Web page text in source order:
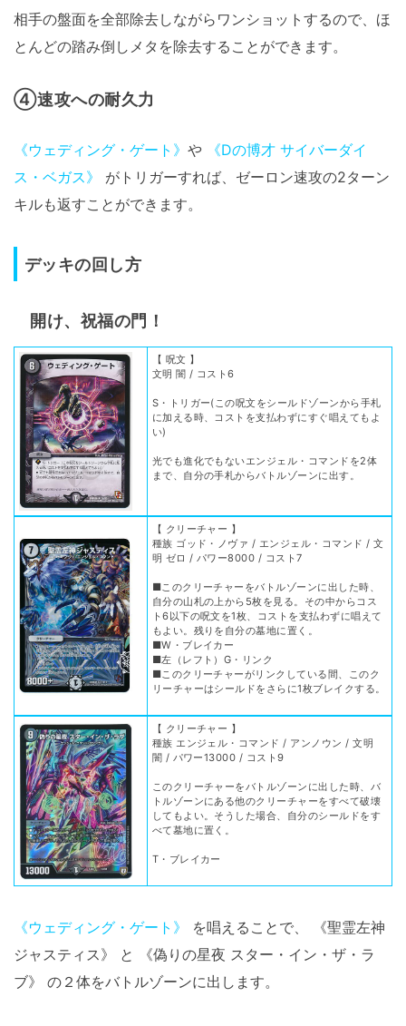
相手の盤面を全部除去しながらワンショットするので、ほ
とんどの踏み倒しメタを除去することができます。
④速攻への耐久力
《ウェディング・ゲート》 や
《Dの博才 サイバーダイ
ス・ベガス》
がトリガーすれば、ゼーロン速攻の2ターン
キルも返すことができます。
デッキの回し方
開け、祝福の門！
【 呪文 】
文明 闇 / コスト6
S・トリガー(この呪文をシールドゾーンから手札
に加える時、コストを支払わずにすぐ唱えてもよ
い)
光でも進化でもないエンジェル・コマンドを2体
まで、自分の手札からバトルゾーンに出す。
【 クリーチャー 】
種族 ゴッド・ノヴァ / エンジェル・コマンド / 文
明 ゼロ / パワー8000 / コスト7
■このクリーチャーをバトルゾーンに出した時、
自分の山札の上から5枚を見る。その中からコス
ト6以下の呪文を1枚、コストを支払わずに唱えて
もよい。残りを自分の墓地に置く。
■W・ブレイカー
■左（レフト）G・リンク
■このクリーチャーがリンクしている間、このク
リーチャーはシールドをさらに1枚ブレイクする。
【 クリーチャー 】
種族 エンジェル・コマンド / アンノウン / 文明
闇 / パワー13000 / コスト9
このクリーチャーをバトルゾーンに出した時、バ
トルゾーンにある他のクリーチャーをすべて破壊
してもよい。そうした場合、自分のシールドをす
べて墓地に置く。
T・ブレイカー
《ウェディング・ゲート》
を唱えることで、 《聖霊左神
ジャスティス》 と 《偽りの星夜 スター・イン・ザ・ラ
ブ》 の２体をバトルゾーンに出します。